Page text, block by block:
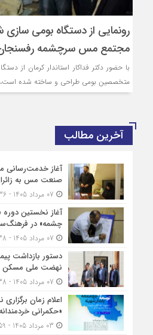
رونمایی از دستگاه بومی سازی
مجتمع مس سرچشمه
با حضور دکتر فداکار استاندار کرمان از
متخصصین بومی طراحی و ساخته شده است،
آخرین مطالب
آغاز خدمت‌رسانی
صنعت مس به
آغاز نخستین
چشمه» در
نهضت ملی مسکن
اعلام زمان
«حکمرانی